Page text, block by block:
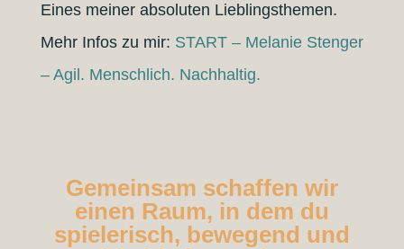
Eines meiner absoluten Lieblingsthemen.
Mehr Infos zu mir: START – Melanie Stenger
– Agil. Menschlich. Nachhaltig.
Gemeinsam schaffen wir
einen Raum, in dem du
spielerisch, bewegend und